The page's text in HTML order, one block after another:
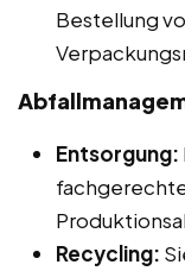
Bestellung
Entsorgung:
Recycling: